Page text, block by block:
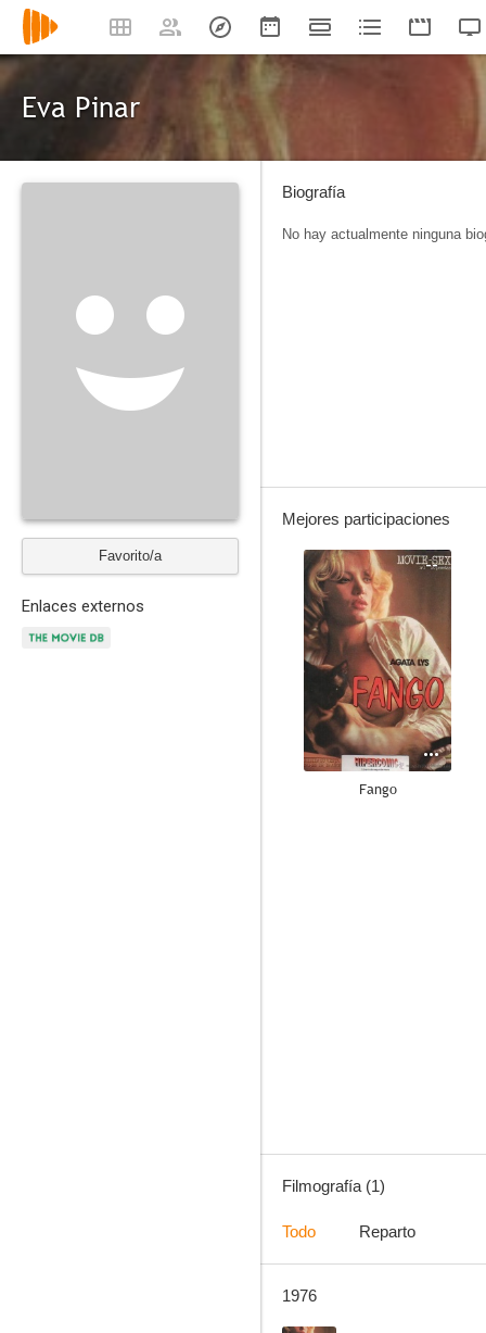
Eva Pinar
Favorito/a
Enlaces externos
Biografía
No hay actualmente ninguna
Mejores participaciones
--
Fango
Filmografía (1)
Todo Reparto
1976